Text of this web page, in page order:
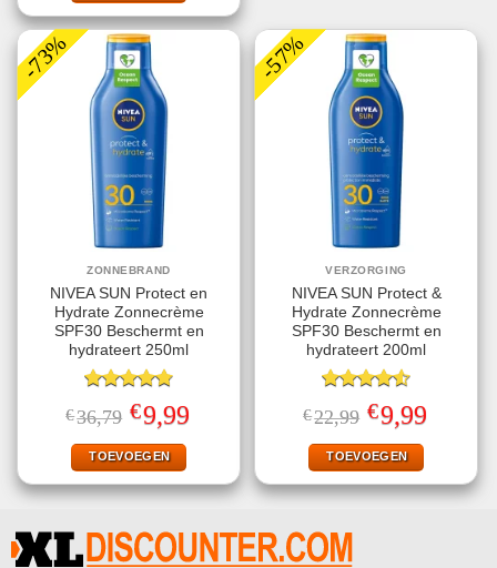
-73%
ZONNEBRAND
NIVEA SUN Protect en
Hydrate Zonnecrème
SPF30 Beschermt en
hydrateert 250ml
Gewaardeerd
4.78uit 5
€36,79 Oorspronkelijke
prijs
was:
€36,79.
€9,99Huidige
prijs
TOEVOEGEN
-57%
VERZORGING
NIVEA SUN Protect &
Hydrate Zonnecrème
SPF30 Beschermt en
hydrateert 200ml
Gewaardeerd
4.56uit 5
€22,99 Oorspronkelijke
prijs
was:
€22,99.
€9,99Huidige
prijs
TOEVOEGEN